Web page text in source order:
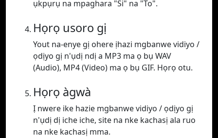
ụkpụrụ na mpaghara "Si" na "To".
Họrọ usoro gị
Yout na-enye gị ohere ịhazi mgbanwe vidiyo /
ọdịyo gị n'ụdị ndị a MP3 ma ọ bụ WAV
(Audio), MP4 (Video) ma ọ bụ GIF. Họrọ otu.
Họrọ àgwà
Ị nwere ike hazie mgbanwe vidiyo / ọdịyo gị
n'ụdị dị iche iche, site na nke kachasị ala ruo
na nke kachasị mma.